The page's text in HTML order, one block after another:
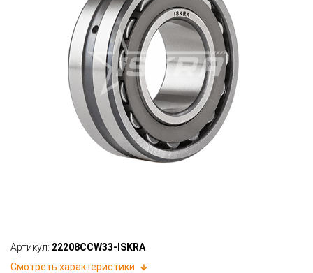
Артикул: 22208CCW33-ISKRA
Смотреть характеристики